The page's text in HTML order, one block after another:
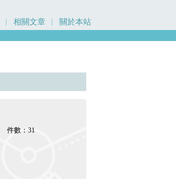
相關文章 關於本站
件數：31